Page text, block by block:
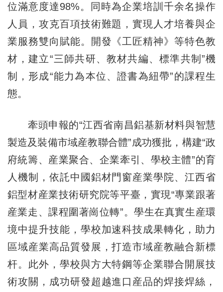
位滿意度達98%。同時為企業培訓千余名操作
人員，攻克百項技術難題，實現人才培養與企
業服務雙向賦能。開發《工匠精神》等特色教
材，建立“三師共研、教材共編、標準共制”機
制，形成“能力為本位、證書為紐帶”的課程生
態。
牽頭申報的“江西省南昌鋁基新材料與智慧
製造及裝備市域産教聯合體”成功獲批，構建“政
府統籌、産業聚合、企業牽引、學校主體”的育
人機制，依託中國鋁材門窗産業學院、江西省
鋁型材産業技術研究院等平臺，實現“專業跟著
産業走、課程圍著崗位轉”。學生在真實生産環
境中提升技能，學校加速科技成果轉化，助力
區域産業高品質發展，打造市域産教融合新標
杆。此外，學校與方大特鋼等企業聯合開展技
術攻關，成功研發超越進口産品的焊接焊絲，